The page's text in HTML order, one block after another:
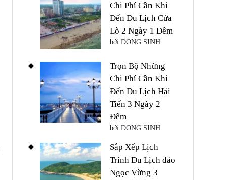
Chi Phí Cần Khi
Đến Du Lịch Cửa
Lò 2 Ngày 1 Đêm
bởi DONG SINH
Trọn Bộ Những
Chi Phí Cần Khi
Đến Du Lịch Hải
Tiến 3 Ngày 2
Đêm
bởi DONG SINH
Sắp Xếp Lịch
Trình Du Lịch đảo
Ngọc Vừng 3